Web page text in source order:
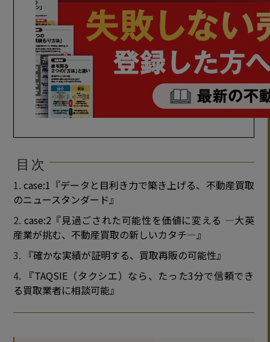
目次
case:1『データと目利き力で築き上げる、不動産買取
のニュースタンダード』
case:2『見過ごされた可能性を価値に変える ―大英
産業が挑む、不動産買取の新しいカタチ―』
『確かな実績が証明する、買取再販の可能性』
『TAQSIE（タクシエ）なら、たった3分で信頼でき
る買取業者に相談可能』